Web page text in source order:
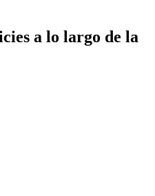
a lo largo de la